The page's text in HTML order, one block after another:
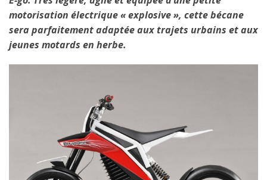
motorisation électrique « explosive », cette bécane
sera parfaitement adaptée aux trajets urbains et aux
jeunes motards en herbe.